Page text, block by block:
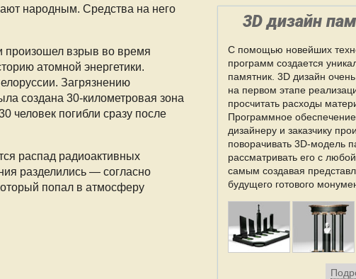
народным. Средства на него
произошел взрыв во время
атомной энергетики.
Загрязнению
создана 30-километровая зона
человек погибли сразу после
распад радиоактивных
разделились — согласно
попал в атмосферу
3D дизайн
С помощью новейших
программ создается
памятник. 3D дизайн очень
на первом этапе
просчитать расходы
Программное
дизайнеру и заказчику
поворачивать 3D-модель
рассматривать его с
самым создавая
будущего готового